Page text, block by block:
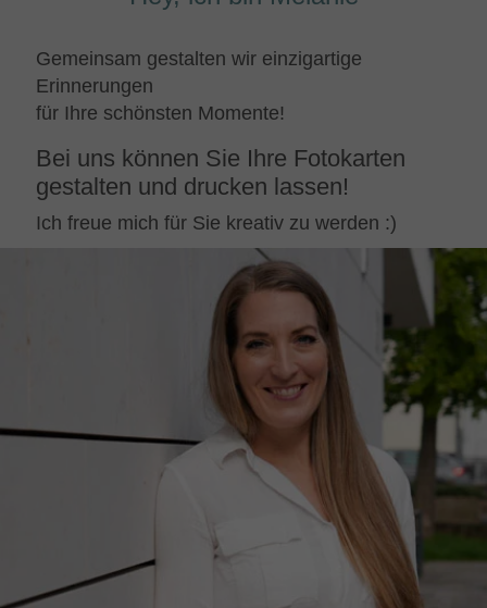
Gemeinsam gestalten wir einzigartige
Erinnerungen
für Ihre schönsten Momente!
Bei uns können Sie Ihre Fotokarten
gestalten und drucken lassen!
Ich freue mich für Sie kreativ zu werden :)